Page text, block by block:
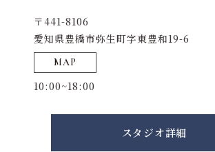
〒441-8106
愛知県豊橋市弥生町字東豊和19-6
MAP
10:00~18:00
スタジオ詳細